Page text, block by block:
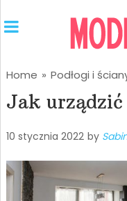
Home » Podłogi i
Jak
10 stycznia 2022 by